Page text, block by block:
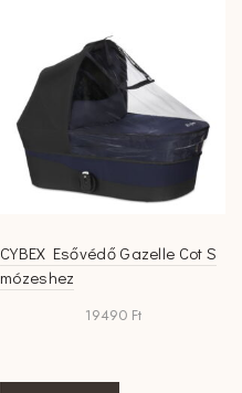
CYBEX Esővédő Gazelle Cot S
mózeshez
19490 Ft